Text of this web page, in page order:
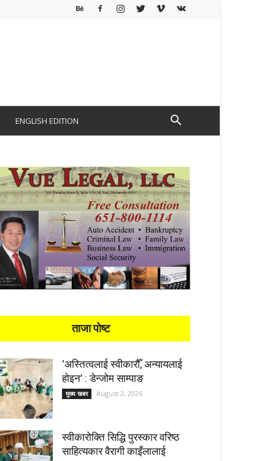
ENGLISH EDITION
ताजा पोष्ट
‘अस्तित्वलाई स्वीकारौँ, अन्यायलाई
होइन’ : डेन्जोम साम्पाङ
मुख्य खबर August 2, 2026
स्वीकारोक्ति सिद्धि पुरस्कार वरिष्ठ
साहित्यकार वैरागी काइँलालाई